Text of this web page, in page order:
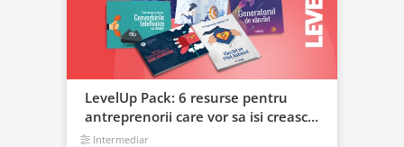
LevelUp Pack: 6 resurse pentru
antreprenorii care vor sa isi creasca
afacerile
Intermediar